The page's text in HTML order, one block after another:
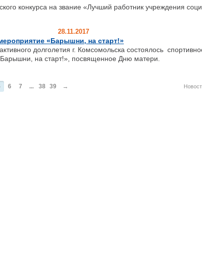
конкурса на звание «Лучший работник учреждения
28.11.2017
«Барышни, на старт!»
долголетия г. Комсомольска состоялось
на старт!», посвященное Дню матери.
6 7 ... 38 39 →